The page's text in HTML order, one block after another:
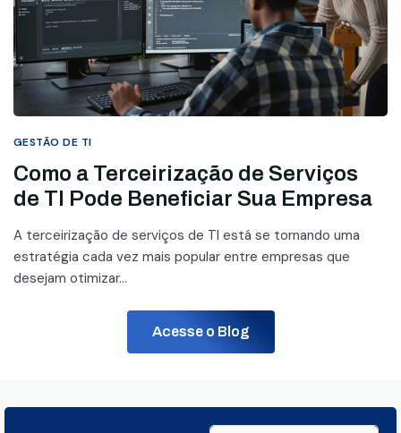
GESTÃO DE TI
Como a Terceirização de Serviços
de TI Pode Beneficiar Sua Empresa
A terceirização de serviços de TI está se tornando uma
estratégia cada vez mais popular entre empresas que
desejam otimizar...
Acesse o Blog